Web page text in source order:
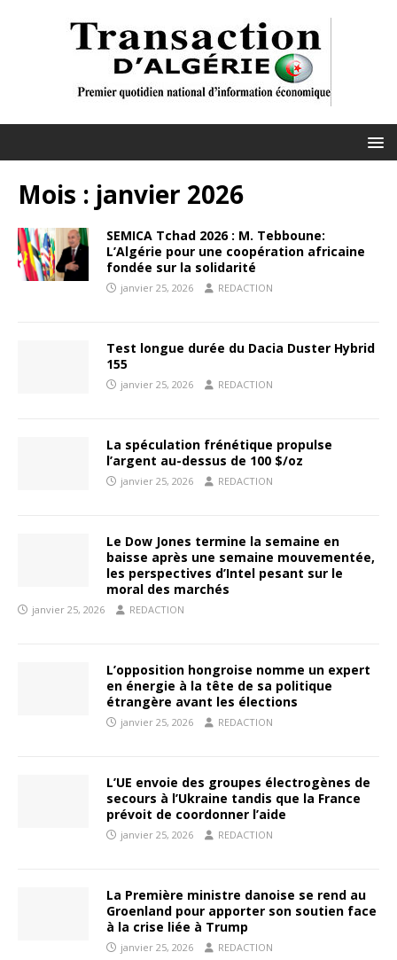
Mois : janvier 2026
SEMICA Tchad 2026 : M. Tebboune:
L’Algérie pour une coopération africaine
fondée sur la solidarité
janvier 25, 2026 REDACTION
Test longue durée du Dacia Duster Hybrid
155
janvier 25, 2026 REDACTION
La spéculation frénétique propulse
l’argent au-dessus de 100 $/oz
janvier 25, 2026 REDACTION
Le Dow Jones termine la semaine en
baisse après une semaine mouvementée,
les perspectives d’Intel pesant sur le
moral des marchés
janvier 25, 2026 REDACTION
L’opposition hongroise nomme un expert
en énergie à la tête de sa politique
étrangère avant les élections
janvier 25, 2026 REDACTION
L’UE envoie des groupes électrogènes de
secours à l’Ukraine tandis que la France
prévoit de coordonner l’aide
janvier 25, 2026 REDACTION
La Première ministre danoise se rend au
Groenland pour apporter son soutien face
à la crise liée à Trump
janvier 25, 2026 REDACTION